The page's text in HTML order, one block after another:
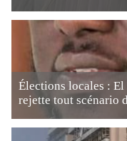
Élections locales :
rejette tout scénario